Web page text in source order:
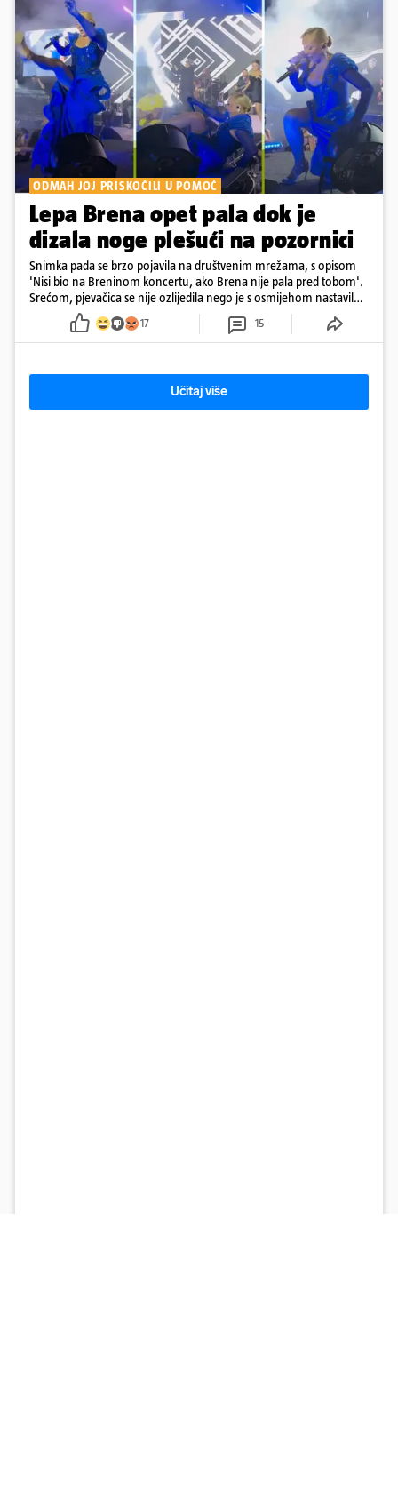
ODMAH JOJ PRISKOČILI U POMOĆ
Lepa Brena opet pala dok je
dizala noge plešući na pozornici
Snimka pada se brzo pojavila na društvenim mrežama, s opisom
'Nisi bio na Breninom koncertu, ako Brena nije pala pred tobom'.
Srećom, pjevačica se nije ozlijedila nego je s osmijehom nastavila
17 15
Učitaj više